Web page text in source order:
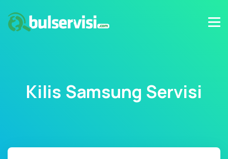
Kilis Samsung Servisi